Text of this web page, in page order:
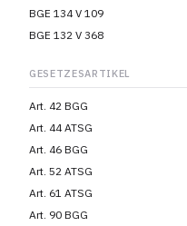
BGE 134 V 109
BGE 132 V 368
GESETZESARTIKEL
Art. 42 BGG
Art. 44 ATSG
Art. 46 BGG
Art. 52 ATSG
Art. 61 ATSG
Art. 90 BGG